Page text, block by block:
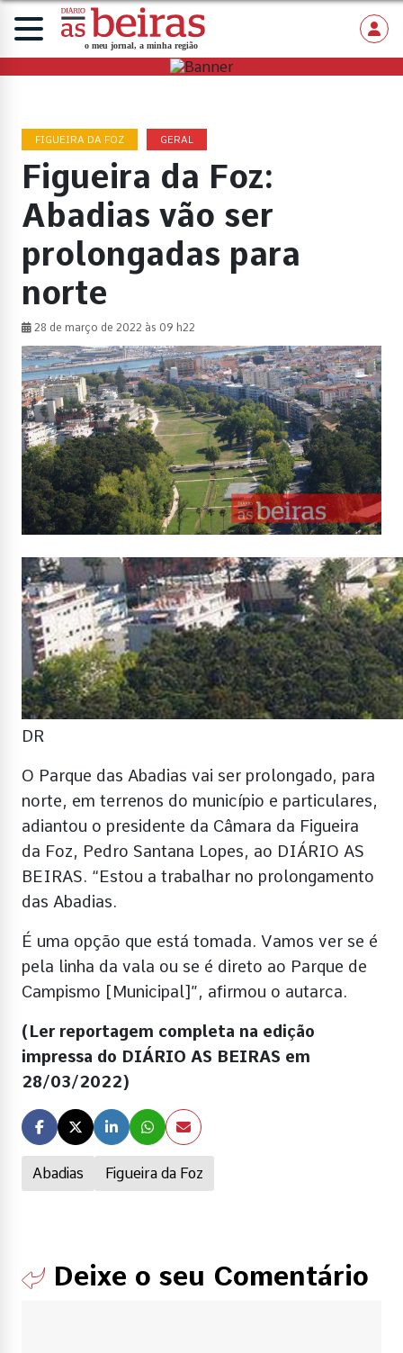
FIGUEIRA DA FOZ GERAL
Figueira da Foz:
Abadias vão ser
prolongadas para
norte
28 de março de 2022 às 09 h22
Abadias Figueira da Foz
DR
O Parque das Abadias vai ser prolongado, para
norte, em terrenos do município e particulares,
adiantou o presidente da Câmara da Figueira
da Foz, Pedro Santana Lopes, ao DIÁRIO AS
BEIRAS. “Estou a trabalhar no prolongamento
das Abadias.
É uma opção que está tomada. Vamos ver se é
pela linha da vala ou se é direto ao Parque de
Campismo [Municipal]”, afirmou o autarca.
(Ler reportagem completa na edição
impressa do DIÁRIO AS BEIRAS em
28/03/2022)
Deixe o seu Comentário